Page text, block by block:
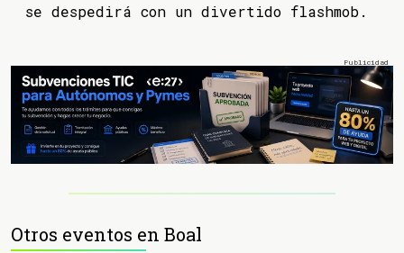
se despedirá con un divertido flashmob.
Otros eventos en Boal